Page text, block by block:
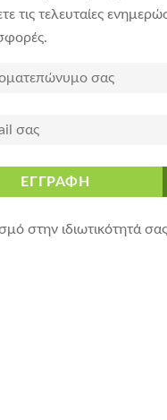
τις τελευταίες
ΕΓΓΡΑΦΗ
στην ιδιωτικότητά σας